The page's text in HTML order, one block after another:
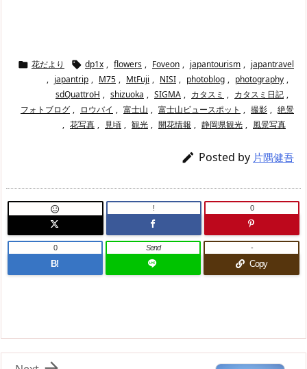
 花だより  dp1x , flowers , Foveon , japantourism , japantravel
, japantrip , M75 , MtFuji , NISI , photoblog , photography ,
sdQuattroH , shizuoka , SIGMA , カタスミ , カタスミ日記 ,
フォトブログ , ロウバイ , 富士山 , 富士山ビュースポット , 撮影 , 絶景
, 花写真 , 見頃 , 観光 , 開花情報 , 静岡県観光 , 風景写真
 Posted by 片隅健吾
 ! 0
B!
0 Send
Copy
-